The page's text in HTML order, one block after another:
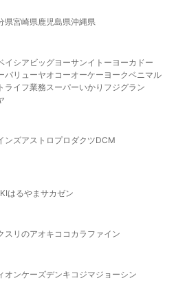
県宮崎県鹿児島県沖縄県
イシア ビッグヨーサンイトーヨーカドー
バリューヤオコーオーケー ヨークベニマル
ライフ業務スーパーいかり フジグラン
ンズアストロプロダクツDCM
はるやま サカゼン
スリのアオキココカラファイン
オンケーズデンキ コジマジョーシン